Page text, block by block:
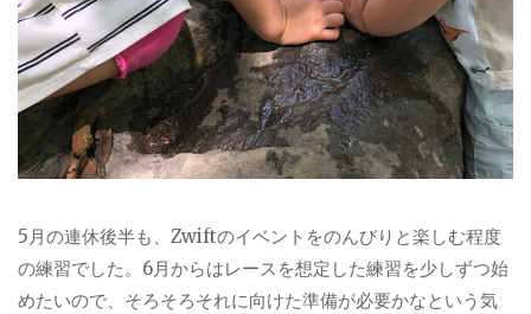
5月の連休後半も、Zwiftのイベントをのんびりと楽しむ程度
の練習でした。6月からはレースを想定した練習を少しずつ始
めたいので、そろそろそれに向けた準備が必要かなという気